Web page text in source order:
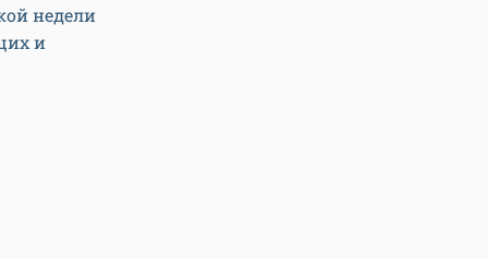
недели
и